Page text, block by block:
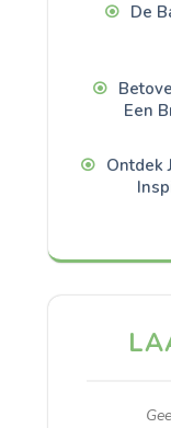
De
Een
Ontdek